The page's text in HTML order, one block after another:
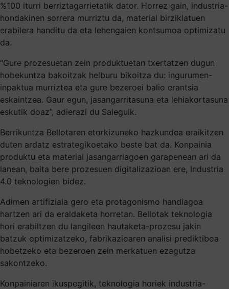
%100 iturri berriztagarrietatik dator. Horrez gain, industria-
hondakinen sorrera murriztu da, material birziklatuen
erabilera handitu da eta lehengaien kontsumoa optimizatu
da.
“Gure prozesuetan zein produktuetan txertatzen dugun
hobekuntza bakoitzak helburu bikoitza du: ingurumen-
inpaktua murriztea eta gure bezeroei balio erantsia
eskaintzea. Gaur egun, jasangarritasuna eta lehiakortasuna
eskutik doaz”, adierazi du Saleguik.
Berrikuntza Bellotaren etorkizuneko hazkundea eraikitzen
duten ardatz estrategikoetako beste bat da. Konpainia
produktu eta material jasangarriagoen garapenean ari da
lanean, baita bere prozesuen digitalizazioan ere, Industria
4.0 teknologien bidez.
Adimen artifiziala gero eta protagonismo handiagoa
hartzen ari da eraldaketa horretan. Bellotak teknologia
hori erabiltzen du langileen hautaketa-prozesu jakin
batzuk optimizatzeko, fabrikazioaren analisi prediktiboa
hobetzeko eta bezeroen zein merkatuen ezagutza
sakontzeko.
Konpainiaren ikuspegitik, teknologia horiek industria-